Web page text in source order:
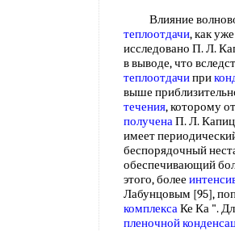
Влияние
теплоотдачи, как
исследовано П. Л.
в выводе, что
теплоотдачипри
выше
течения, которому
полученаП. Л.
имеет
беспорядочный
обеспечивающий
этого, более
Лабунцовым [95],
комплексаКе Ка ".
пленочной